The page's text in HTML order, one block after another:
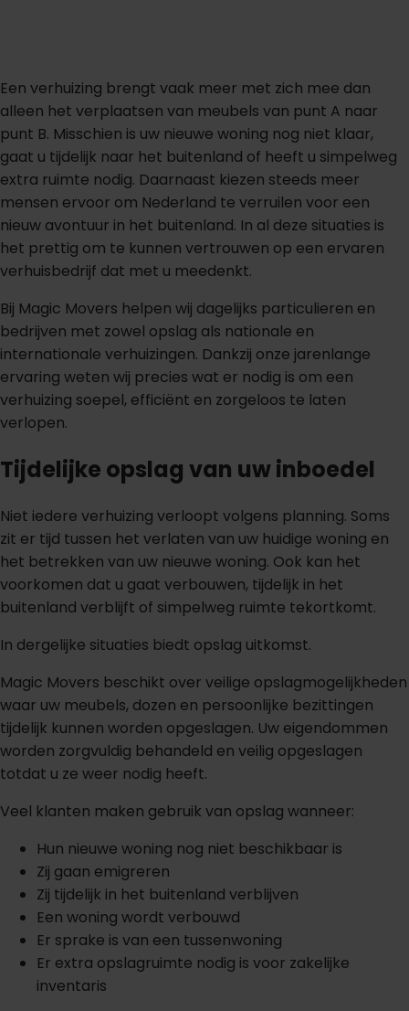
Een verhuizing brengt vaak meer met zich mee dan
alleen het verplaatsen van meubels van punt A naar
punt B. Misschien is uw nieuwe woning nog niet klaar,
gaat u tijdelijk naar het buitenland of heeft u simpelweg
extra ruimte nodig. Daarnaast kiezen steeds meer
mensen ervoor om Nederland te verruilen voor een
nieuw avontuur in het buitenland. In al deze situaties is
het prettig om te kunnen vertrouwen op een ervaren
verhuisbedrijf dat met u meedenkt.
Bij Magic Movers helpen wij dagelijks particulieren en
bedrijven met zowel opslag als nationale en
internationale verhuizingen. Dankzij onze jarenlange
ervaring weten wij precies wat er nodig is om een
verhuizing soepel, efficiënt en zorgeloos te laten
verlopen.
Tijdelijke opslag van uw inboedel
Niet iedere verhuizing verloopt volgens planning. Soms
zit er tijd tussen het verlaten van uw huidige woning en
het betrekken van uw nieuwe woning. Ook kan het
voorkomen dat u gaat verbouwen, tijdelijk in het
buitenland verblijft of simpelweg ruimte tekortkomt.
In dergelijke situaties biedt opslag uitkomst.
Magic Movers beschikt over veilige opslagmogelijkheden
waar uw meubels, dozen en persoonlijke bezittingen
tijdelijk kunnen worden opgeslagen. Uw eigendommen
worden zorgvuldig behandeld en veilig opgeslagen
totdat u ze weer nodig heeft.
Veel klanten maken gebruik van opslag wanneer:
Hun nieuwe woning nog niet beschikbaar is
Zij gaan emigreren
Zij tijdelijk in het buitenland verblijven
Een woning wordt verbouwd
Er sprake is van een tussenwoning
Er extra opslagruimte nodig is voor zakelijke
inventaris